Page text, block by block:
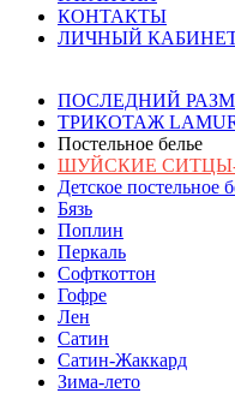
КОНТАКТЫ
ЛИЧНЫЙ
ПОСЛЕДНИЙ
ТРИКОТАЖ
Постельное белье
ШУЙСКИЕ
Детское постельное
Бязь
Поплин
Перкаль
Софткоттон
Гофре
Лен
Сатин
Сатин-Жаккард
Зима-лето